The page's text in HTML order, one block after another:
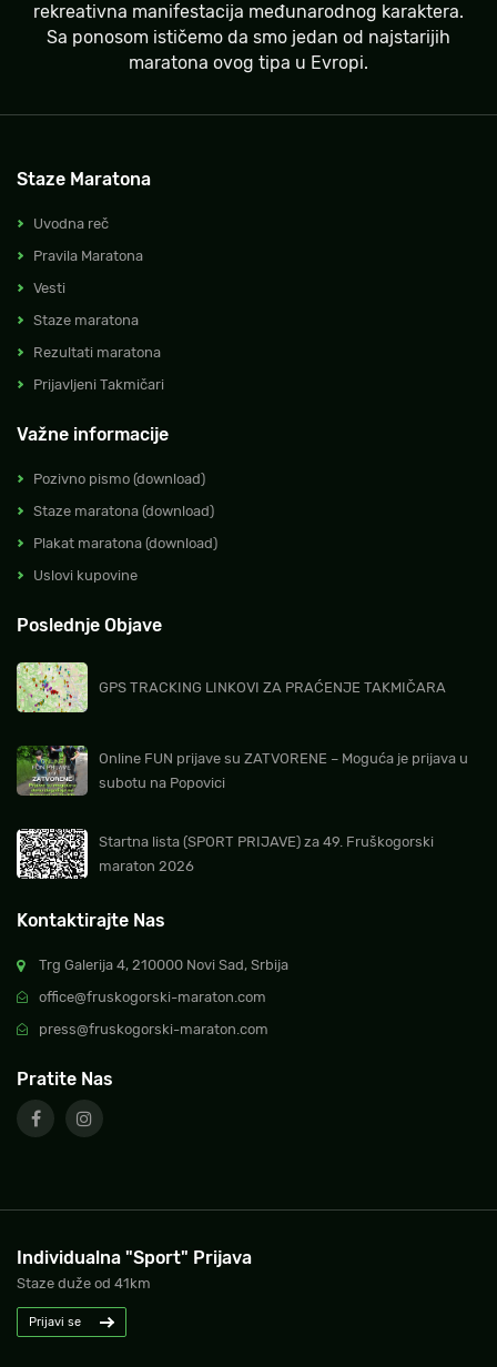
rekreativna manifestacija međunarodnog karaktera.
Sa ponosom ističemo da smo jedan od najstarijih
maratona ovog tipa u Evropi.
Staze Maratona
Uvodna reč
Pravila Maratona
Vesti
Staze maratona
Rezultati maratona
Prijavljeni Takmičari
Važne informacije
Pozivno pismo (download)
Staze maratona (download)
Plakat maratona (download)
Uslovi kupovine
Poslednje Objave
GPS TRACKING LINKOVI ZA PRAĆENJE TAKMIČARA
Online FUN prijave su ZATVORENE – Moguća je prijava u
subotu na Popovici
Startna lista (SPORT PRIJAVE) za 49. Fruškogorski
maraton 2026
Kontaktirajte Nas
Trg Galerija 4, 210000 Novi Sad, Srbija
office@fruskogorski-maraton.com
press@fruskogorski-maraton.com
Pratite Nas
Individualna "Sport" Prijava
Staze duže od 41km
Prijavi se